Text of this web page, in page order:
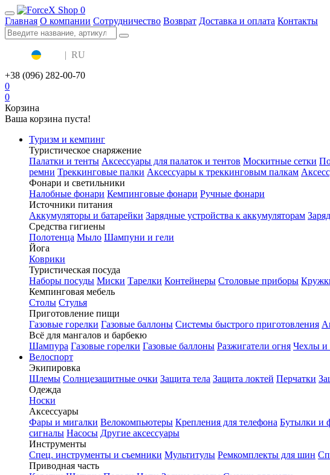
0
Главная О компании Сотрудничество Возврат Доставка и оплата Контакты
| RU
+38 (096) 282-00-70
0
0
Корзина
Ваша корзина пуста!
Туризм и кемпинг
Туристическое снаряжение
Палатки и тенты Аксессуары для палаток и тентов Москитные сетки
ремни Треккинговые палки Аксессуары к треккинговым палкам
Фонари и светильники
Налобные фонари Кемпинговые фонари Ручные фонари
Источники питания
Аккумуляторы и батарейки Зарядные устройства к аккумуляторам
Средства гигиены
Полотенца Мыло Шампуни и гели
Йога
Коврики
Туристическая посуда
Наборы посуды Миски Тарелки Контейнеры Столовые приборы
Кемпинговая мебель
Столы Стулья
Приготовление пищи
Газовые горелки Газовые баллоны Системы быстрого приготовления
Всё для мангалов и барбекю
Шампура Газовые горелки Газовые баллоны Разжигатели огня Чехлы и
Велоспорт
Экипировка
Шлемы Солнцезащитные очки Защита тела Защита локтей Перчатки
Одежда
Носки
Аксессуары
Фары и мигалки Велокомпьютеры Крепления для телефона Бутылки и
сигналы Насосы Другие аксессуары
Инструменты
Спец. инструменты и съемники Мультитулы Ремкомплекты для шин
Приводная часть